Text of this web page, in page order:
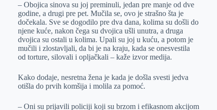
– Obojica sinova su joj preminuli, jedan pre manje od dve
godine, a drugi pre pet. Mučila se, ovo je strašno šta je
dočekala. Sve se dogodilo pre dva dana, kolima su došli do
njene kuće, nakon čega su dvojica ušli unutra, a druga
dvojica su ostali u kolima. Upali su joj u kuću, a potom je
mučili i zlostavljali, da bi je na kraju, kada se onesvestila
od torture, silovali i opljačkali – kaže izvor medija.
Kako dodaje, nesretna žena je kada je došla svesti jedva
otišla do prvih komšija i molila za pomoć.
– Oni su prijavili policiji koji su brzom i efikasnom akcijom